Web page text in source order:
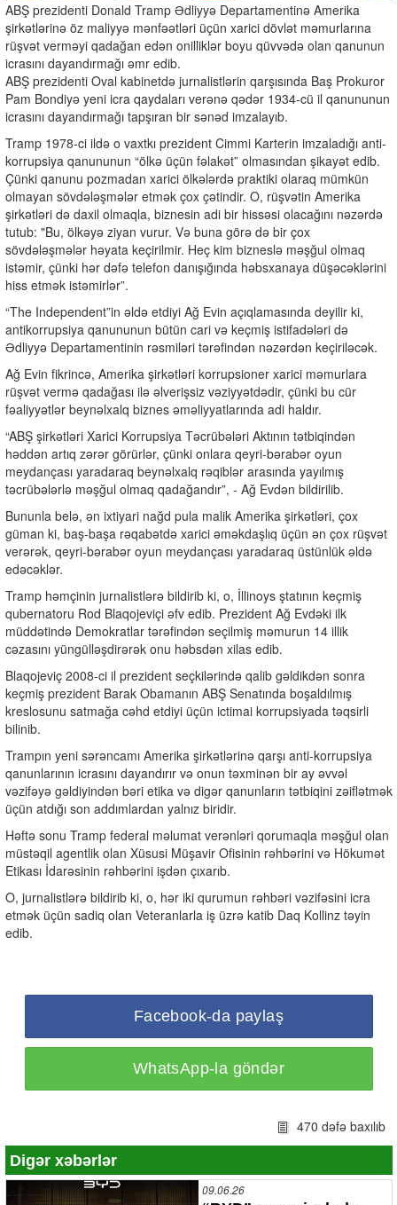
ABŞ prezidenti Donald Tramp Ədliyyə Departamentinə Amerika
şirkətlərinə öz maliyyə mənfəətləri üçün xarici dövlət məmurlarına
rüşvət verməyi qadağan edən onilliklər boyu qüvvədə olan qanunun
icrasını dayandırmağı əmr edib.
ABŞ prezidenti Oval kabinetdə jurnalistlərin qarşısında Baş Prokuror
Pam Bondiyə yeni icra qaydaları verənə qədər 1934-cü il qanununun
icrasını dayandırmağı tapşıran bir sənəd imzalayıb.
Tramp 1978-ci ildə o vaxtkı prezident Cimmi Karterin imzaladığı anti-
korrupsiya qanununun “ölkə üçün fəlakət” olmasından şikayət edib.
Çünki qanunu pozmadan xarici ölkələrdə praktiki olaraq mümkün
olmayan sövdələşmələr etmək çox çətindir. O, rüşvətin Amerika
şirkətləri də daxil olmaqla, biznesin adi bir hissəsi olacağını nəzərdə
tutub: "Bu, ölkəyə ziyan vurur. Və buna görə də bir çox
sövdələşmələr həyata keçirilmir. Heç kim bizneslə məşğul olmaq
istəmir, çünki hər dəfə telefon danışığında həbsxanaya düşəcəklərini
hiss etmək istəmirlər”.
“The Independent”in əldə etdiyi Ağ Evin açıqlamasında deyilir ki,
antikorrupsiya qanununun bütün cari və keçmiş istifadələri də
Ədliyyə Departamentinin rəsmiləri tərəfindən nəzərdən keçiriləcək.
Ağ Evin fikrincə, Amerika şirkətləri korrupsioner xarici məmurlara
rüşvət vermə qadağası ilə əlverişsiz vəziyyətdədir, çünki bu cür
fəaliyyətlər beynəlxalq biznes əməliyyatlarında adi haldır.
“ABŞ şirkətləri Xarici Korrupsiya Təcrübələri Aktının tətbiqindən
həddən artıq zərər görürlər, çünki onlara qeyri-bərabər oyun
meydançası yaradaraq beynəlxalq rəqiblər arasında yayılmış
təcrübələrlə məşğul olmaq qadağandır”, - Ağ Evdən bildirilib.
Bununla belə, ən ixtiyari nağd pula malik Amerika şirkətləri, çox
güman ki, baş-başa rəqabətdə xarici əməkdaşlıq üçün ən çox rüşvət
verərək, qeyri-bərabər oyun meydançası yaradaraq üstünlük əldə
edəcəklər.
Tramp həmçinin jurnalistlərə bildirib ki, o, İllinoys ştatının keçmiş
qubernatoru Rod Blaqojeviçi əfv edib. Prezident Ağ Evdəki ilk
müddətində Demokratlar tərəfindən seçilmiş məmurun 14 illik
cəzasını yüngülləşdirərək onu həbsdən xilas edib.
Blaqojeviç 2008-ci il prezident seçkilərində qalib gəldikdən sonra
keçmiş prezident Barak Obamanın ABŞ Senatında boşaldılmış
kreslosunu satmağa cəhd etdiyi üçün ictimai korrupsiyada təqsirli
bilinib.
Trampın yeni sərəncamı Amerika şirkətlərinə qarşı anti-korrupsiya
qanunlarının icrasını dayandırır və onun təxminən bir ay əvvəl
vəzifəyə gəldiyindən bəri etika və digər qanunların tətbiqini zəiflətmək
üçün atdığı son addımlardan yalnız biridir.
Həftə sonu Tramp federal məlumat verənləri qorumaqla məşğul olan
müstəqil agentlik olan Xüsusi Müşavir Ofisinin rəhbərini və Hökumət
Etikası İdarəsinin rəhbərini işdən çıxarıb.
O, jurnalistlərə bildirib ki, o, hər iki qurumun rəhbəri vəzifəsini icra
etmək üçün sadiq olan Veteranlarla iş üzrə katib Daq Kollinz təyin
edib.
Facebook-da paylaş
WhatsApp-la göndər
470 dəfə baxılıb
Digər xəbərlər
09.06.26